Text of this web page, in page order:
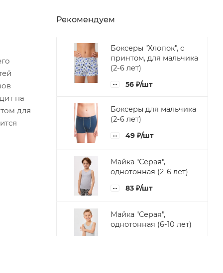
на
для
Рекомендуем
Боксеры "Хлопок", с
принтом, для мальчика
(2-6 лет)
56 ₽/шт
Боксеры для мальчика
(2-6 лет)
49 ₽/шт
Майка "Серая",
однотонная (2-6 лет)
83 ₽/шт
Майка "Серая",
однотонная (6-10 лет)